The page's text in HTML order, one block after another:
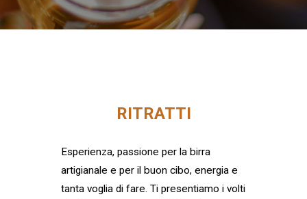
RITRATTI
Esperienza, passione per la birra
artigianale e per il buon cibo, energia e
tanta voglia di fare. Ti presentiamo i volti